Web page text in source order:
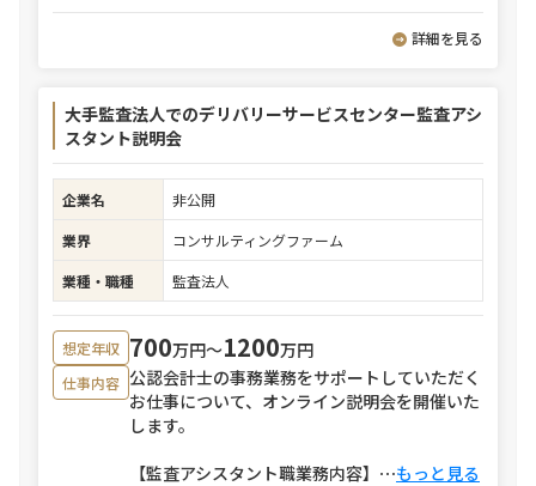
詳細を見る
大手監査法人でのデリバリーサービスセンター監査アシ
スタント説明会
企業名
非公開
業界
コンサルティングファーム
業種・職種
監査法人
想定年収 700万円〜1200万円
仕事内容 公認会計士の事務業務をサポートしていただく
お仕事について、オンライン説明会を開催いた
します。
【監査アシスタント職業務内容】 ⋯もっと見る